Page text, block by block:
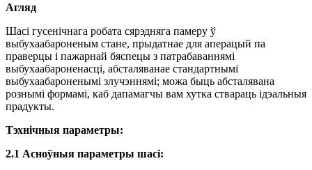
Агляд
Шасі гусенічнага робата сярэдняга памеру ў
выбухаабароненым стане, прыдатнае для аперацый па
праверцы і пажарнай бяспецы з патрабаваннямі
выбухаабароненасці, абсталяванае стандартнымі
выбухаабароненымі злучэннямі; можа быць абсталявана
рознымі формамі, каб дапамагчы вам хутка ствараць ідэальныя
прадукты.
Тэхнічныя параметры:
2.1 Асноўныя параметры шасі: